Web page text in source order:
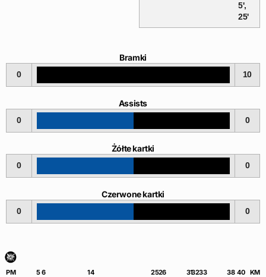
5',
25'
Bramki
0 10
Assists
0 0
Żółte kartki
0 0
Czerwone kartki
0 0
PM 56 14 2526 313233 38 40 KM